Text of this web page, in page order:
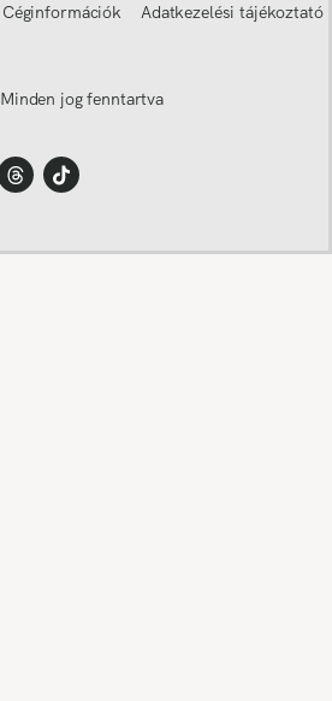
Céginformációk Adatkezelési tájékoztató
Minden jog fenntartva